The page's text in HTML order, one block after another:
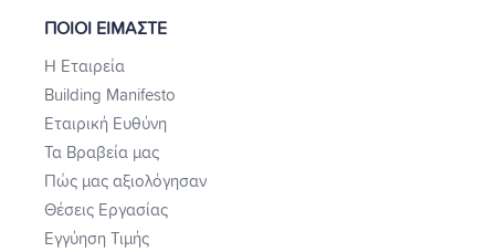
ΠΟΙΟΙ ΕΙΜΑΣΤΕ
Η Εταιρεία
Building Manifesto
Εταιρική Ευθύνη
Τα Βραβεία μας
Πώς μας αξιολόγησαν
Θέσεις Εργασίας
Εγγύηση Τιμής